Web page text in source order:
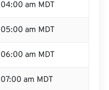
04:00 am MDT
05:00 am MDT
06:00 am MDT
07:00 am MDT